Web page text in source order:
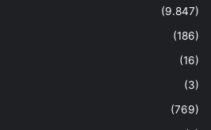
(9.847)
(186)
(16)
(3)
(769)